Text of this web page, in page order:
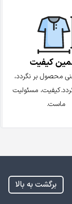
کیفیت
محصول بر نگردد،
مسئولیت
ماست.
برگشت به بالا